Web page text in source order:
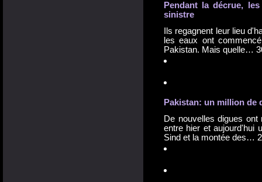
Pendant la décrue,
sinistre
Ils regagnent leur lieu
les eaux ont
Pakistan. Mais quelle…
Pakistan: un million de
De nouvelles digues
entre hier et aujourd'hui
Sind et la montée des…